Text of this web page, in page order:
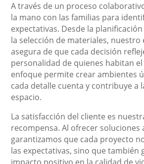
A través de un proceso
la mano con las familias para
expectativas. Desde la
la selección de materiales,
asegura de que cada decisión
personalidad de quienes habitan el
enfoque permite crear ambientes
cada detalle cuenta y contribuye a
espacio.
La satisfacción del cliente es
recompensa. Al ofrecer soluciones
garantizamos que cada proyecto
las expectativas, sino que también